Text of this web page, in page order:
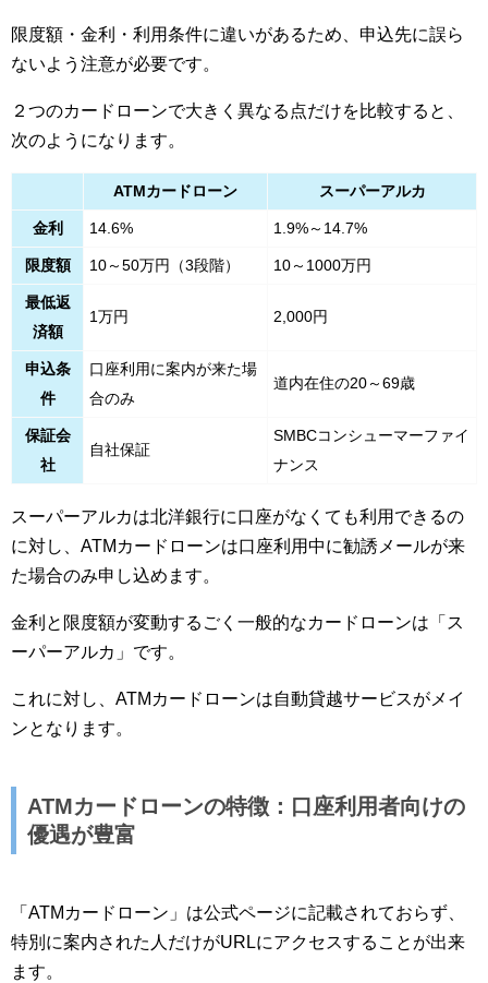
限度額・金利・利用条件に違いがあるため、申込先に誤ら
ないよう注意が必要です。
２つのカードローンで大きく異なる点だけを比較すると、
次のようになります。
ATMカードローン スーパーアルカ
金利 14.6% 1.9%～14.7%
限度額 10～50万円（3段階） 10～1000万円
最低返
済額
1万円 2,000円
申込条
件
口座利用に案内が来た場
合のみ
道内在住の20～69歳
保証会
社
自社保証
SMBCコンシューマーファイ
ナンス
スーパーアルカは北洋銀行に口座がなくても利用できるの
に対し、ATMカードローンは口座利用中に勧誘メールが来
た場合のみ申し込めます。
金利と限度額が変動するごく一般的なカードローンは「ス
ーパーアルカ」です。
これに対し、ATMカードローンは自動貸越サービスがメイ
ンとなります。
ATMカードローンの特徴：口座利用者向けの
優遇が豊富
「ATMカードローン」は公式ページに記載されておらず、
特別に案内された人だけがURLにアクセスすることが出来
ます。